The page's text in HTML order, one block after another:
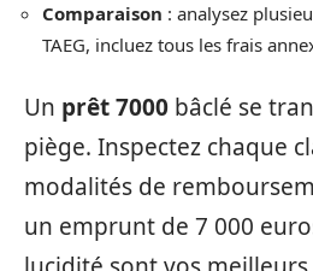
Comparaison : analysez
TAEG, incluez tous les frais
Un prêt 7000 bâclé se
piège. Inspectez chaque
modalités de
un emprunt de 7 000